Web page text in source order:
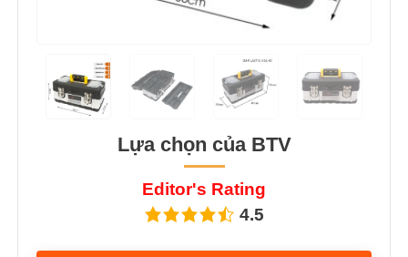
Lựa chọn của BTV
Editor's Rating
4.5